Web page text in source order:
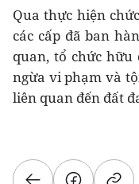
Qua thực hiện
các cấp đã ban
quan, tổ chức hữu
ngừa vi phạm và
liên quan đến đất